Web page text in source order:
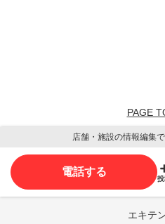
PAGE
店舗・施設の情報編集
電話する
エキテ